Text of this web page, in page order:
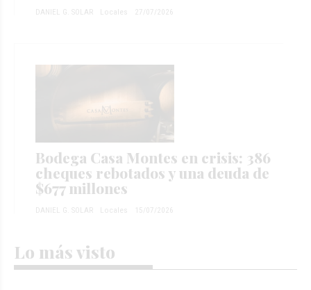
DANIEL G. SOLAR Locales 27/07/2026
Bodega Casa Montes en crisis: 386
cheques rebotados y una deuda de
$677 millones
DANIEL G. SOLAR Locales 15/07/2026
Lo más visto